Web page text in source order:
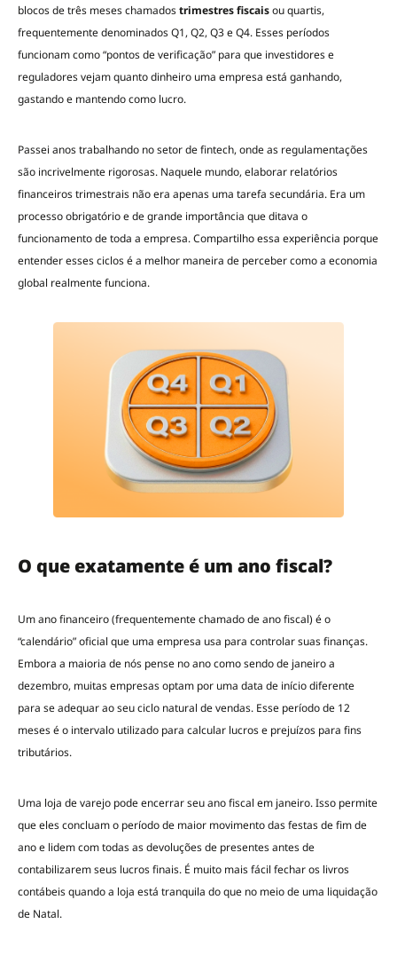
blocos de três meses chamadostrimestres fiscaisou quartis,
frequentemente denominados Q1, Q2, Q3 e Q4. Esses períodos
funcionam como “pontos de verificação” para que investidores e
reguladores vejam quanto dinheiro uma empresa está ganhando,
gastando e mantendo como lucro.
Passei anos trabalhando no setor de fintech, onde as regulamentações
são incrivelmente rigorosas. Naquele mundo, elaborar relatórios
financeiros trimestrais não era apenas uma tarefa secundária. Era um
processo obrigatório e de grande importância que ditava o
funcionamento de toda a empresa. Compartilho essa experiência porque
entender esses ciclos é a melhor maneira de perceber como a economia
global realmente funciona.
O que exatamente é um ano fiscal?
Um ano financeiro (frequentemente chamado de ano fiscal) é o
“calendário” oficial que uma empresa usa para controlar suas finanças.
Embora a maioria de nós pense no ano como sendo de janeiro a
dezembro, muitas empresas optam por uma data de início diferente
para se adequar ao seu ciclo natural de vendas. Esse período de 12
meses é o intervalo utilizado para calcular lucros e prejuízos para fins
tributários.
Uma loja de varejo pode encerrar seu ano fiscal em janeiro. Isso permite
que eles concluam o período de maior movimento das festas de fim de
ano e lidem com todas as devoluções de presentes antes de
contabilizarem seus lucros finais. É muito mais fácil fechar os livros
contábeis quando a loja está tranquila do que no meio de uma liquidação
de Natal.